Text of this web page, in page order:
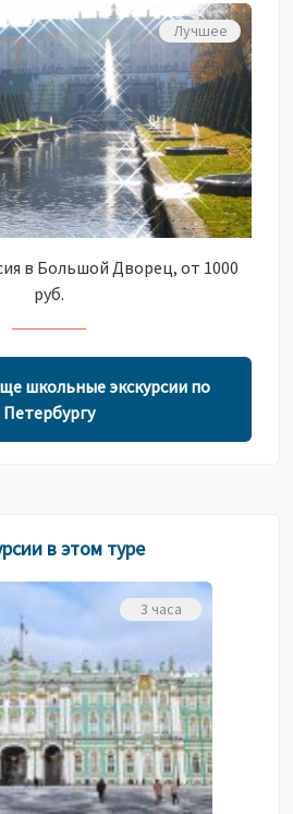
Лучшее
в Большой Дворец, от 1000
руб.
школьные экскурсии по
Петербургу
в этом туре
3 часа